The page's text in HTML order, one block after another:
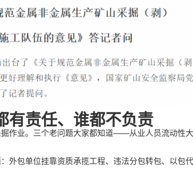
有责任、谁都不负责
作业。三个老问题大家都知道——从业人员流动性
外包单位挂靠资质承揽工程、违法分包转包、以包